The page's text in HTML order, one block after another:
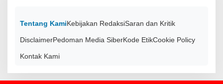
Tentang KamiKebijakan RedaksiSaran dan Kritik
DisclaimerPedoman Media SiberKode EtikCookie Policy
Kontak Kami